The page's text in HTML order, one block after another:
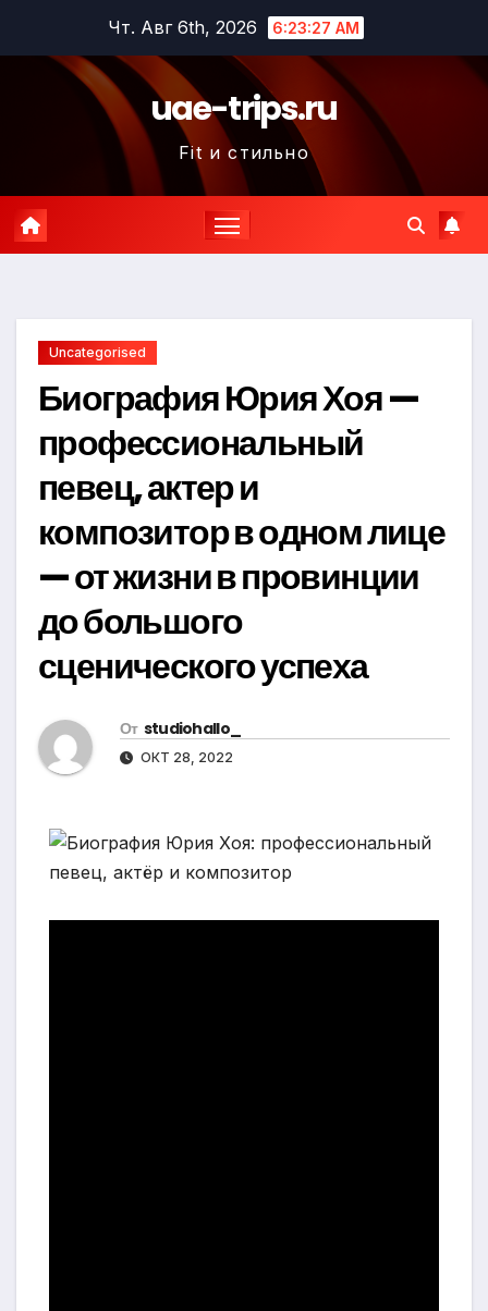
содержимому
Чт. Авг 6th, 2026 6:23:28 AM
uae-trips.ru
Fit и стильно
Uncategorised
Биография Юрия Хоя —
профессиональный
певец, актер и
композитор в одном лице
— от жизни в провинции
до большого
сценического успеха
От studiohallo_
ОКТ 28, 2022